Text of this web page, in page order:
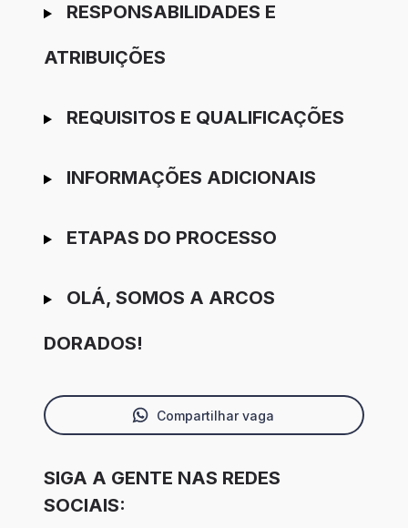
RESPONSABILIDADES E
ATRIBUIÇÕES
REQUISITOS E QUALIFICAÇÕES
INFORMAÇÕES ADICIONAIS
ETAPAS DO PROCESSO
OLÁ, SOMOS A ARCOS
DORADOS!
Compartilhar vaga
SIGA A GENTE NAS REDES
SOCIAIS: